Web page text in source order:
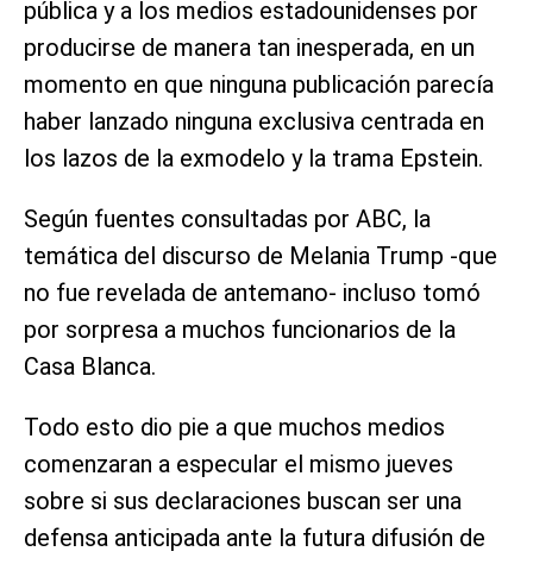
pública y a los medios estadounidenses por
producirse de manera tan inesperada, en un
momento en que ninguna publicación parecía
haber lanzado ninguna exclusiva centrada en
los lazos de la exmodelo y la trama Epstein.
Según fuentes consultadas por ABC, la
temática del discurso de Melania Trump -que
no fue revelada de antemano- incluso tomó
por sorpresa a muchos funcionarios de la
Casa Blanca.
Todo esto dio pie a que muchos medios
comenzaran a especular el mismo jueves
sobre si sus declaraciones buscan ser una
defensa anticipada ante la futura difusión de